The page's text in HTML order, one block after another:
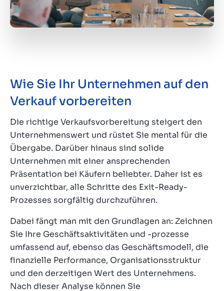
Wie Sie Ihr Unternehmen auf den
Verkauf vorbereiten
Die richtige Verkaufsvorbereitung steigert den
Unternehmenswert und rüstet Sie mental für die
Übergabe. Darüber hinaus sind solide
Unternehmen mit einer ansprechenden
Präsentation bei Käufern beliebter. Daher ist es
unverzichtbar, alle Schritte des Exit-Ready-
Prozesses sorgfältig durchzuführen.
Dabei fängt man mit den Grundlagen an: Zeichnen
Sie Ihre Geschäftsaktivitäten und -prozesse
umfassend auf, ebenso das Geschäftsmodell, die
finanzielle Performance, Organisationsstruktur
und den derzeitigen Wert des Unternehmens.
Nach dieser Analyse können Sie